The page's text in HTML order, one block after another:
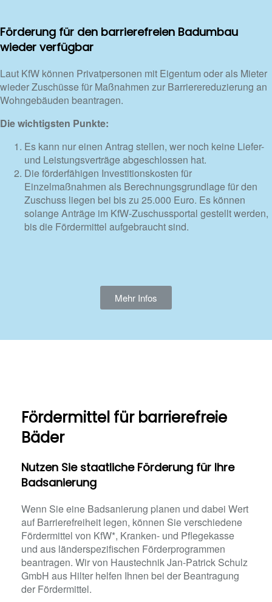
Förderung für den barrierefreien Badumbau
wieder verfügbar
Laut KfW können Privatpersonen mit Eigentum oder als Mieter
wieder Zuschüsse für Maßnahmen zur Barrierereduzierung an
Wohngebäuden beantragen.
Die wichtigsten Punkte:
Es kann nur einen Antrag stellen, wer noch keine Liefer-
und Leistungsverträge abgeschlossen hat.
Die förderfähigen Investitionskosten für
Einzelmaßnahmen als Berechnungsgrundlage für den
Zuschuss liegen bei bis zu 25.000 Euro. Es können
solange Anträge im KfW-Zuschussportal gestellt werden,
bis die Fördermittel aufgebraucht sind.
Mehr Infos
Fördermittel für barrierefreie
Bäder
Nutzen Sie staatliche Förderung für Ihre
Badsanierung
Wenn Sie eine Badsanierung planen und dabei Wert
auf Barrierefreiheit legen, können Sie verschiedene
Fördermittel von KfW*, Kranken- und Pflegekasse
und aus länderspezifischen Förderprogrammen
beantragen. Wir von Haustechnik Jan-Patrick Schulz
GmbH aus Hilter helfen Ihnen bei der Beantragung
der Fördermittel.